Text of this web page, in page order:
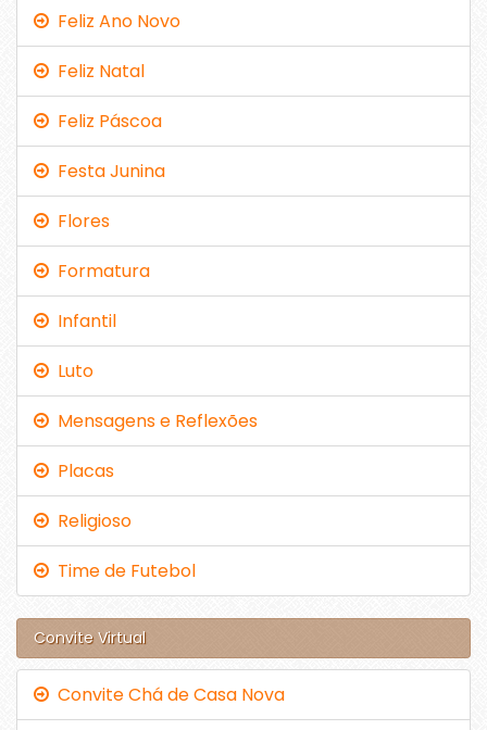
Feliz Ano Novo
Feliz Natal
Feliz Páscoa
Festa Junina
Flores
Formatura
Infantil
Luto
Mensagens e Reflexões
Placas
Religioso
Time de Futebol
Convite Virtual
Convite Chá de Casa Nova